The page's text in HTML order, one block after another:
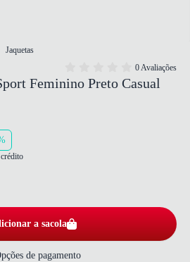
Jaquetas
0 Avaliações
Feminino Preto Casual
a sacola
de pagamento